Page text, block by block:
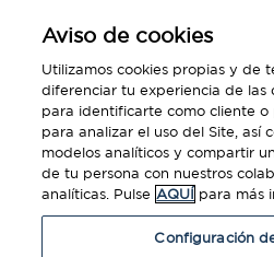
Portada»¿Qué sabes
Aviso de cookies
Utilizamos cookies propias y de
diferenciar tu experiencia de las
para identificarte como cliente o
para analizar el uso del Site, así
modelos analíticos y compartir
de tu persona con nuestros
analíticas. Pulse AQUÍ para más
Configuración